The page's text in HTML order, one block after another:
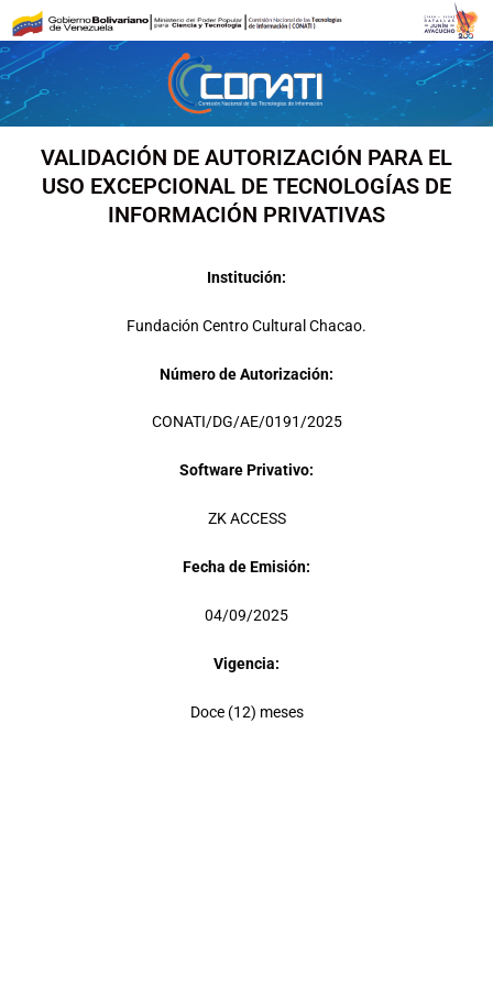
contenido
VALIDACIÓN DE AUTORIZACIÓN PARA EL
USO EXCEPCIONAL DE TECNOLOGÍAS DE
INFORMACIÓN PRIVATIVAS
Institución:
Fundación Centro Cultural Chacao.
Número de Autorización:
CONATI/DG/AE/0191/2025
Software Privativo:
ZK ACCESS
Fecha de Emisión:
04/09/2025
Vigencia:
Doce (12) meses